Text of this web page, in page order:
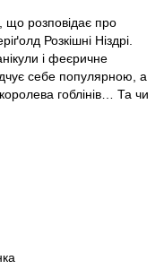
що розповідає про
Розкішні Ніздрі.
і феєричне
себе популярною, а
гоблінів… Та чи